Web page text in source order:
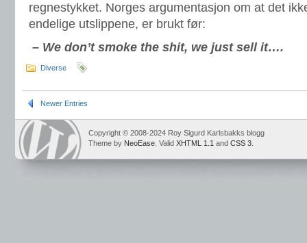
regnestykket. Norges argumentasjon om at det
endelige utslippene, er brukt før:
– We don’t smoke the shit, we just sell it….
Diverse
Newer Entries
Copyright © 2008-2024 Roy Sigurd Karlsbakks blogg
Theme by NeoEase . Valid XHTML 1.1 and CSS 3